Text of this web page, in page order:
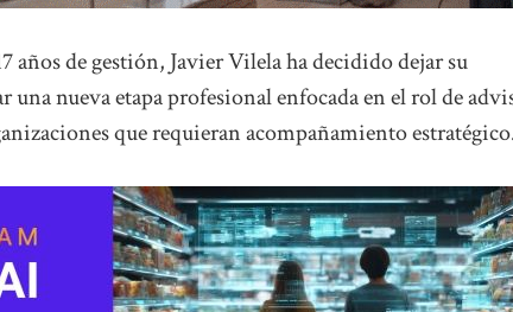
años de gestión, Javier Vilela ha decidido dejar su
nueva etapa profesional enfocada en el rol de
que requieran acompañamiento